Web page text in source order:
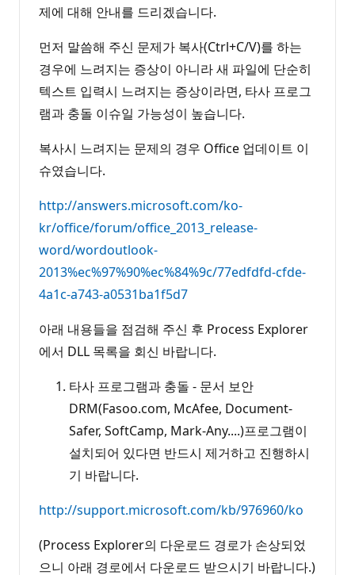
제에 대해 안내를 드리겠습니다.
먼저 말씀해 주신 문제가 복사(Ctrl+C/V)를 하는
경우에 느려지는 증상이 아니라 새 파일에 단순히
텍스트 입력시 느려지는 증상이라면, 타사 프로그
램과 충돌 이슈일 가능성이 높습니다.
복사시 느려지는 문제의 경우 Office 업데이트 이
슈였습니다.
http://answers.microsoft.com/ko-
kr/office/forum/office_2013_release-
word/wordoutlook-
2013%ec%97%90%ec%84%9c/77edfdfd-cfde-
4a1c-a743-a0531ba1f5d7
아래 내용들을 점검해 주신 후 Process Explorer
에서 DLL 목록을 회신 바랍니다.
타사 프로그램과 충돌 - 문서 보안
DRM(Fasoo.com, McAfee, Document-
Safer, SoftCamp, Mark-Any....)프로그램이
설치되어 있다면 반드시 제거하고 진행하시
기 바랍니다.
http://support.microsoft.com/kb/976960/ko
(Process Explorer의 다운로드 경로가 손상되었
으니 아래 경로에서 다운로드 받으시기 바랍니다.)